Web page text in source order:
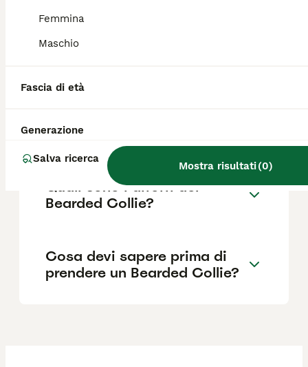
Femmina
Maschio
Fascia di età
Generazione
Salva ricerca
Mostra risultati(0)
Quanto dura la vita di un
Bearded Collie?
Quali sono i difetti del
Bearded Collie?
Cosa devi sapere prima di
prendere un Bearded Collie?